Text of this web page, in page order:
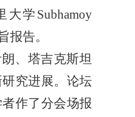
学Subhamoy
报告。
、塔吉克斯坦
究进展。论坛
作了分会场报